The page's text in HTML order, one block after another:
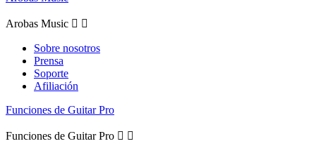
Arobas Music  
Sobre nosotros
Prensa
Soporte
Afiliación
Funciones de Guitar Pro
Funciones de Guitar Pro  